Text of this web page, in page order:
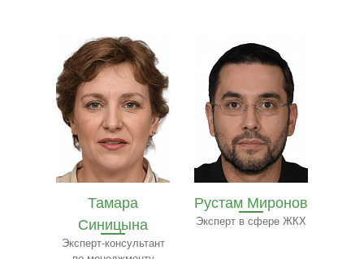
Рустам Миронов
Эксперт в сфере ЖКХ
Полина Ильина
Преподаватель